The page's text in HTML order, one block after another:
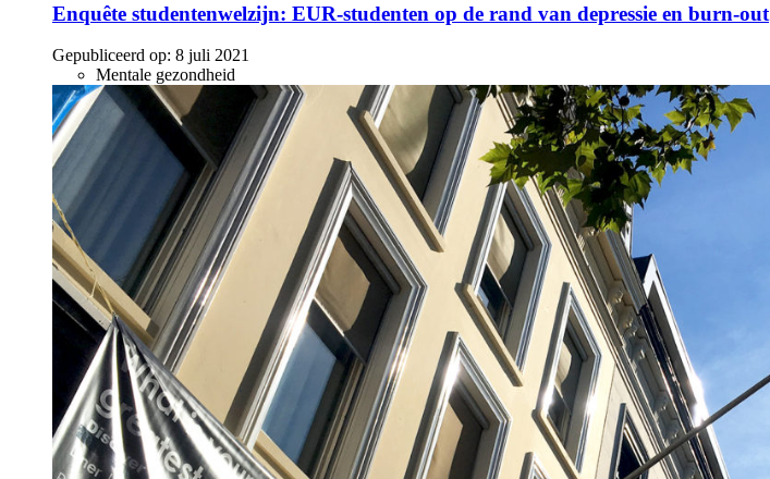
Enquête studentenwelzijn: EUR-studenten op de rand van depressie en burn-out
Gepubliceerd op: 8 juli 2021
Mentale gezondheid